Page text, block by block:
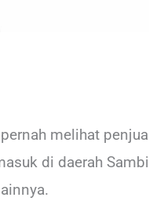
melihat
di daerah